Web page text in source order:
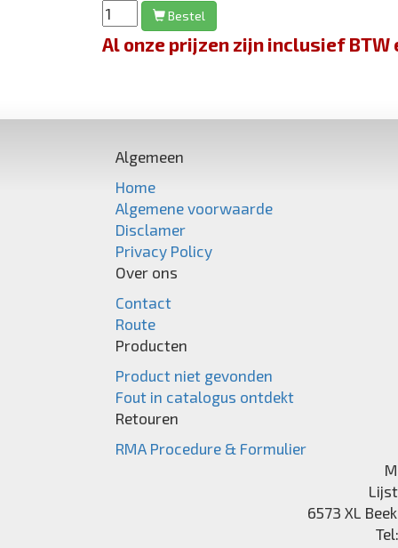
Bestel
Al onze prijzen zijn inclusief
Algemeen
Home
Algemene voorwaarde
Disclamer
Privacy Policy
Over ons
Contact
Route
Producten
Product niet gevonden
Fout in catalogus ontdekt
Retouren
RMA Procedure & Formulier
6573 XL